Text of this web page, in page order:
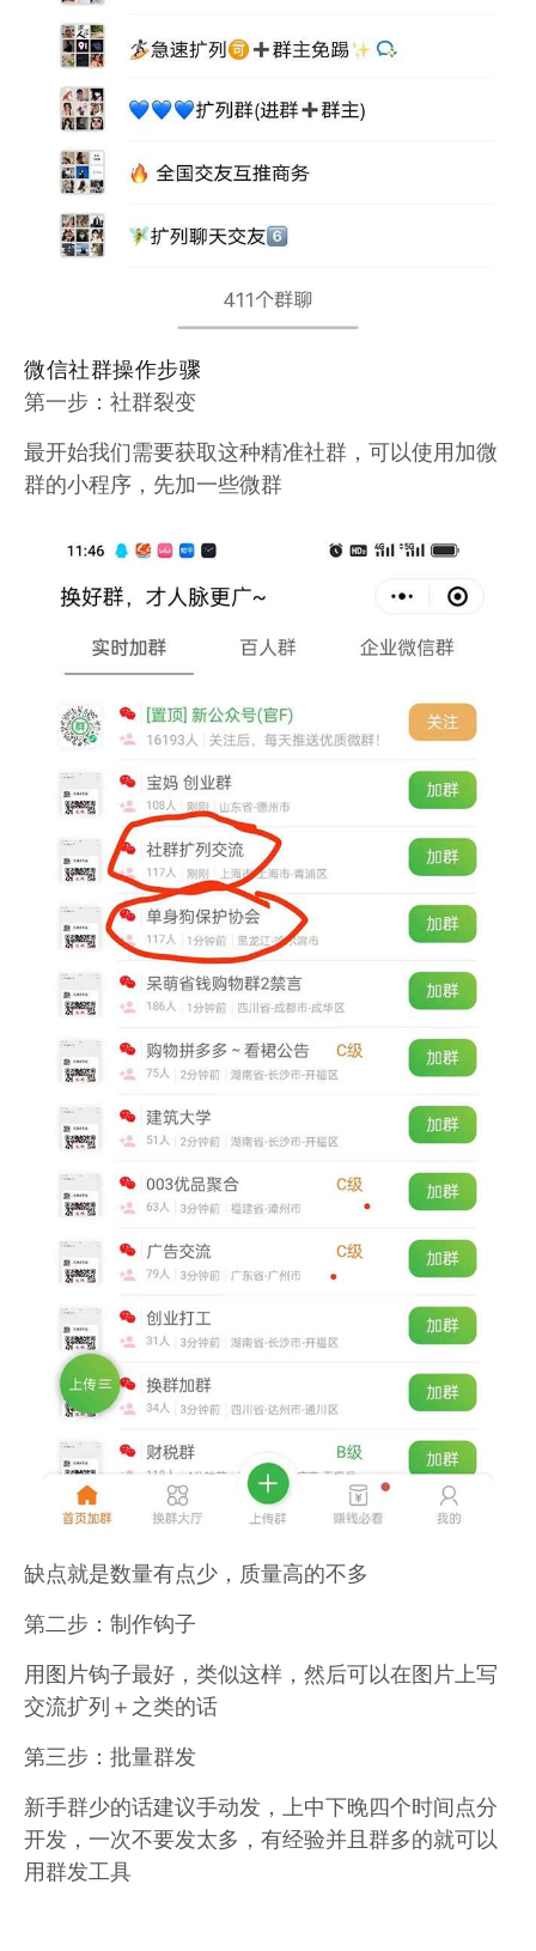
微信社群操作步骤
第一步：社群裂变
最开始我们需要获取这种精准社群，可以使用加微
群的小程序，先加一些微群
缺点就是数量有点少，质量高的不多
第二步：制作钩子
用图片钩子最好，类似这样，然后可以在图片上写
交流扩列＋之类的话
第三步：批量群发
新手群少的话建议手动发，上中下晚四个时间点分
开发，一次不要发太多，有经验并且群多的就可以
用群发工具